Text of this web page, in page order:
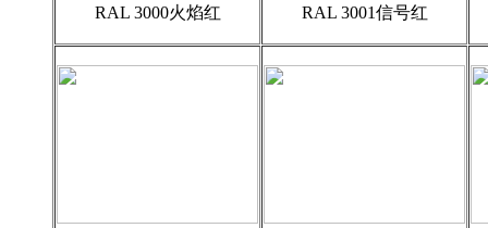
RAL 3000火焰红 RAL 3001信号红